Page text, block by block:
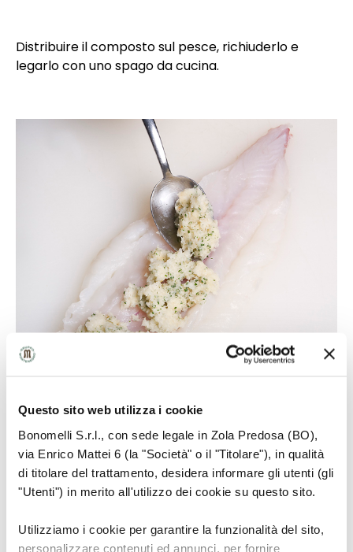
Questo sito web utilizza i cookie
Bonomelli S.r.l., con sede legale in Zola Predosa (BO),
via Enrico Mattei 6 (la "Società" o il "Titolare"), in qualità
di titolare del trattamento, desidera informare gli utenti (gli
"Utenti") in merito all'utilizzo dei cookie su questo sito.
Utilizziamo i cookie per garantire la funzionalità del sito,
personalizzare contenuti ed annunci, per fornire
Distribuire il composto sul pesce, richiuderlo e
legarlo con uno spago da cucina.
6